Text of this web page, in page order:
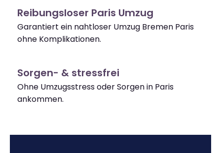
Reibungsloser Paris Umzug
Garantiert ein nahtloser Umzug Bremen Paris
ohne Komplikationen.
Sorgen- & stressfrei
Ohne Umzugsstress oder Sorgen in Paris
ankommen.